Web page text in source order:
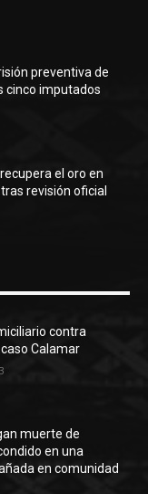
preventiva de
cinco imputados
el oro en
revisión oficial
contra
Calamar
muerte de
en una
en comunidad